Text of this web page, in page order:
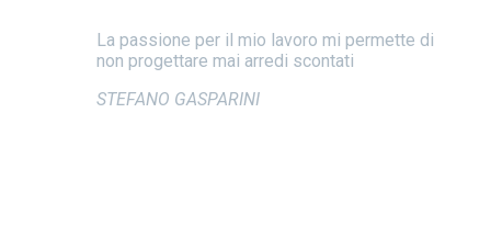
La passione per il mio lavoro mi permette di
non progettare mai arredi scontati
STEFANO GASPARINI